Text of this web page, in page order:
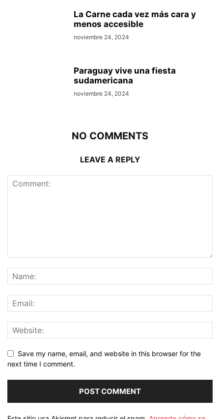
La Carne cada vez más cara y
menos accesible
noviembre 24, 2024
Paraguay vive una fiesta
sudamericana
noviembre 24, 2024
NO COMMENTS
LEAVE A REPLY
Save my name, email, and website in this browser for the
next time I comment.